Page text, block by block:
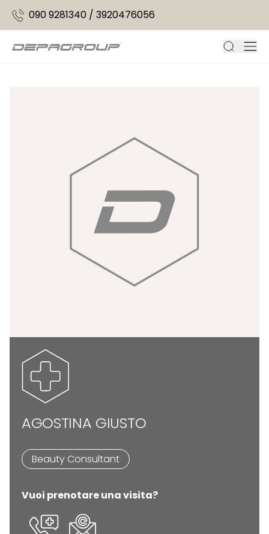
090 9281340 / 3920476056
AGOSTINA GIUSTO
Beauty Consultant
Vuoi prenotare una visita?